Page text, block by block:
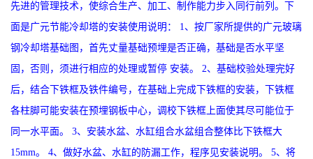
先进的管理技术，使综合生产、加工、制作能力步入同行前列。下
面是广元节能冷却塔的安装使用说明： 1、按厂家所提供的广元玻璃
钢冷却塔基础图，首先丈量基础预埋是否正确，基础是否水平坚
固，否则，须进行相应的处理或暂停 安装。 2、基础校验处理完好
后，结合下铁框及铁件编号，在基础上完成下铁框的安装，下铁框
各柱脚可能安装在预埋钢板中心，调校下铁框上面使其尽可能位于
同一水平面。 3、安装水盆、水缸组合水盆组合整体比下铁框大
15mm。 4、做好水盆、水缸的防漏工作，程序见安装说明。 5、将